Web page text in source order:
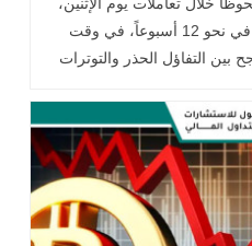
بعد أن لامست أعلى مستوياتها في نحو 12 أسبوعاً، في وقت
بين التفاؤل الحذر والتوترات